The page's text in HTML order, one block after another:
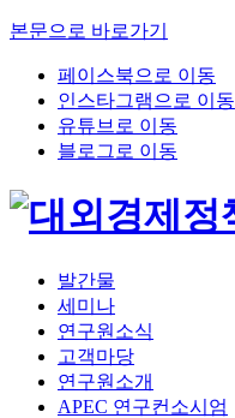
본문으로 바로가기
페이스북으로 이동
인스타그램으로 이동
유튜브로 이동
블로그로 이동
발간물
세미나
연구원소식
고객마당
연구원소개
APEC 연구컨소시엄